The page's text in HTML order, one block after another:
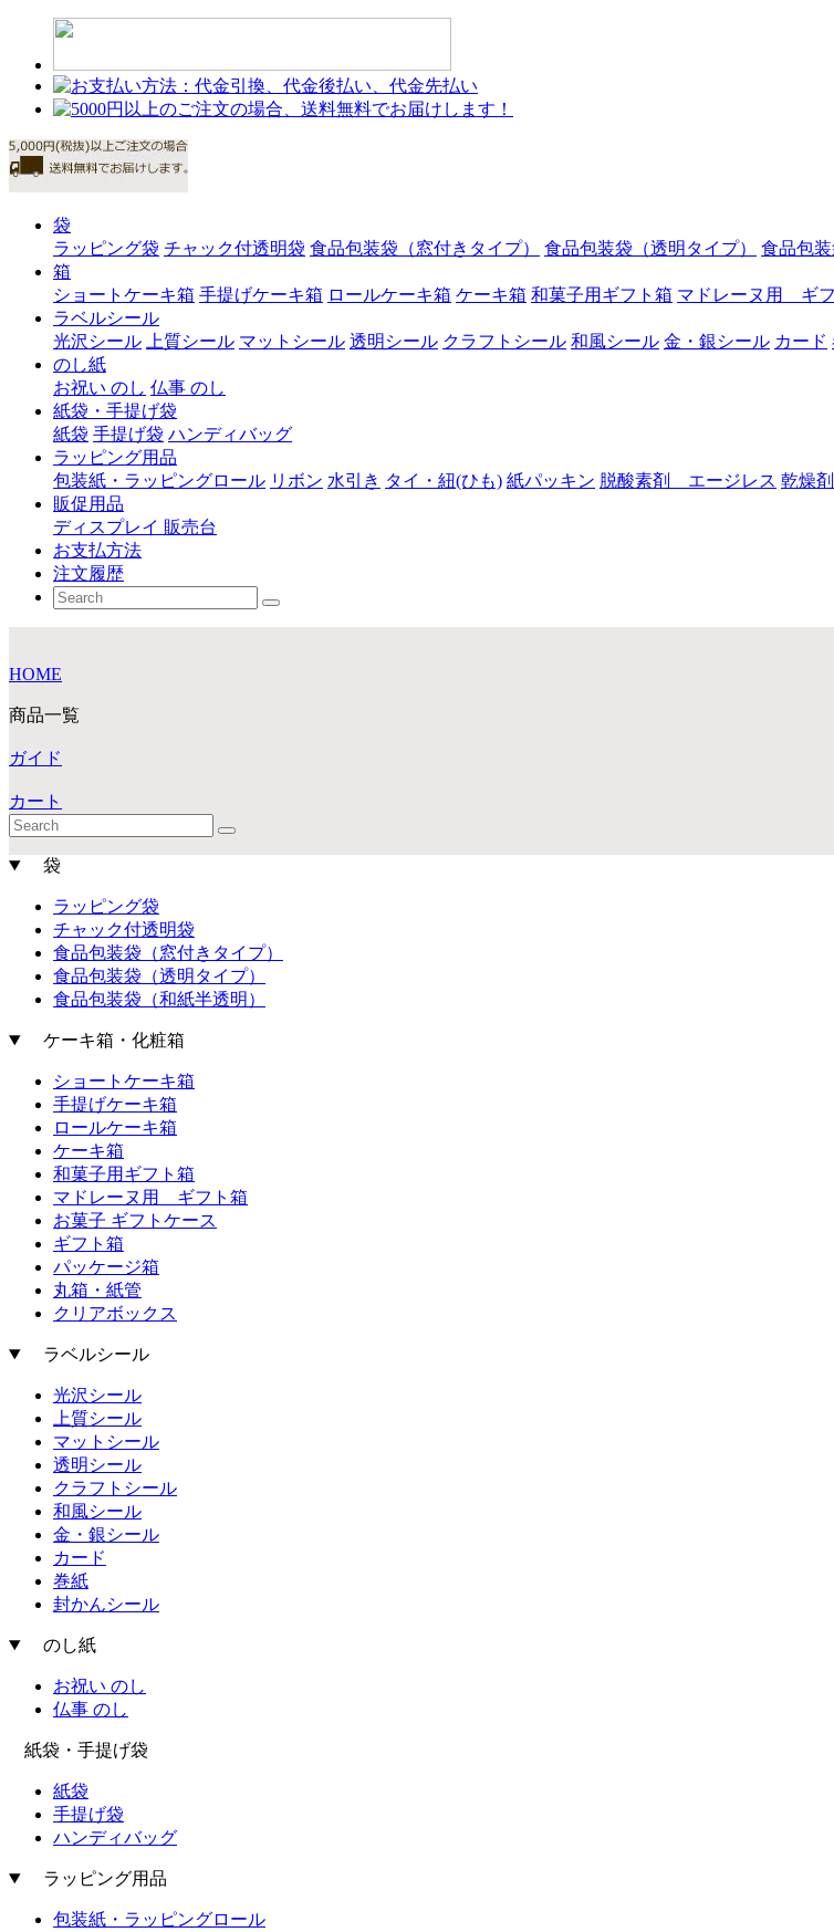
袋
ラッピング袋 チャック付透明袋 食品包装袋（窓付きタイプ） 食品包装袋（透明タイプ）
食品包装
箱
ショートケーキ箱 手提げケーキ箱 ロールケーキ箱 ケーキ箱 和菓子用ギフト箱 マドレーヌ用 ギ
ラベルシール
光沢シール
上質シール マットシール 透明シール クラフトシール 和風シール 金・銀シール カード
のし紙
お祝い のし 仏事 のし
紙袋・手提げ袋
紙袋 手提げ袋 ハンディバッグ
ラッピング用品
包装紙・ラッピングロール リボン 水引き タイ・紐(ひも) 紙パッキン 脱酸素剤 エージレス 乾燥
販促用品
ディスプレイ 販売台
お支払方法
注文履歴
HOME
商品一覧
ガイド
カート
袋
ラッピング袋
チャック付透明袋
食品包装袋（窓付きタイプ）
食品包装袋（透明タイプ）
食品包装袋（和紙半透明）
ケーキ箱・化粧箱
ショートケーキ箱
手提げケーキ箱
ロールケーキ箱
ケーキ箱
和菓子用ギフト箱
マドレーヌ用 ギフト箱
お菓子 ギフトケース
ギフト箱
パッケージ箱
丸箱・紙管
クリアボックス
ラベルシール
光沢シール
上質シール
マットシール
透明シール
クラフトシール
和風シール
金・銀シール
カード
巻紙
封かんシール
のし紙
お祝い のし
仏事 のし
紙袋・手提げ袋
紙袋
手提げ袋
ハンディバッグ
ラッピング用品
包装紙・ラッピングロール